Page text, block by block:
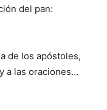
del pan:
de los apóstoles,
a las oraciones…